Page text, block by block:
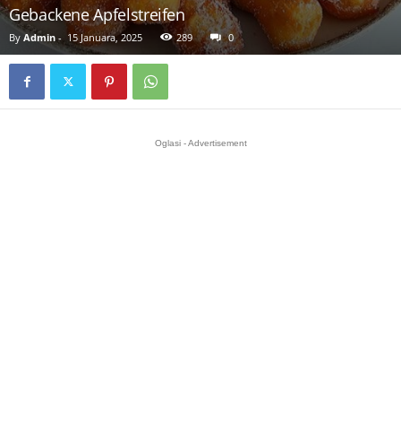
Gebackene Apfelstreifen
By Admin - 15 Januara, 2025 289 0
Oglasi - Advertisement